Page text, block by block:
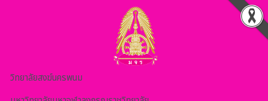
วิทยาลัยสงฆ์นครพนม